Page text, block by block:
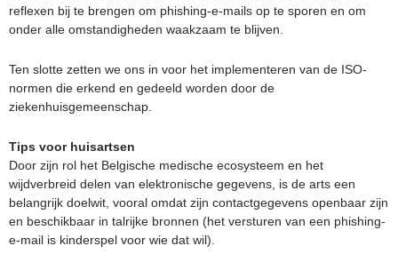
reflexen bij te brengen om phishing-e-mails op te sporen en om
onder alle omstandigheden waakzaam te blijven.
Ten slotte zetten we ons in voor het implementeren van de ISO-
normen die erkend en gedeeld worden door de
ziekenhuisgemeenschap.
Tips voor huisartsen
Door zijn rol het Belgische medische ecosysteem en het
wijdverbreid delen van elektronische gegevens, is de arts een
belangrijk doelwit, vooral omdat zijn contactgegevens openbaar zijn
en beschikbaar in talrijke bronnen (het versturen van een phishing-
e-mail is kinderspel voor wie dat wil).